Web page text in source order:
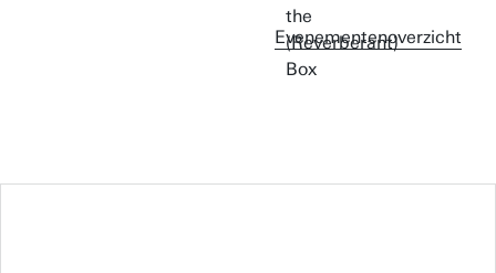
Evenementenoverzicht